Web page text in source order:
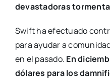
devastadoras
Swift ha efectuado
para ayudar a
en el pasado. En
dólares para los